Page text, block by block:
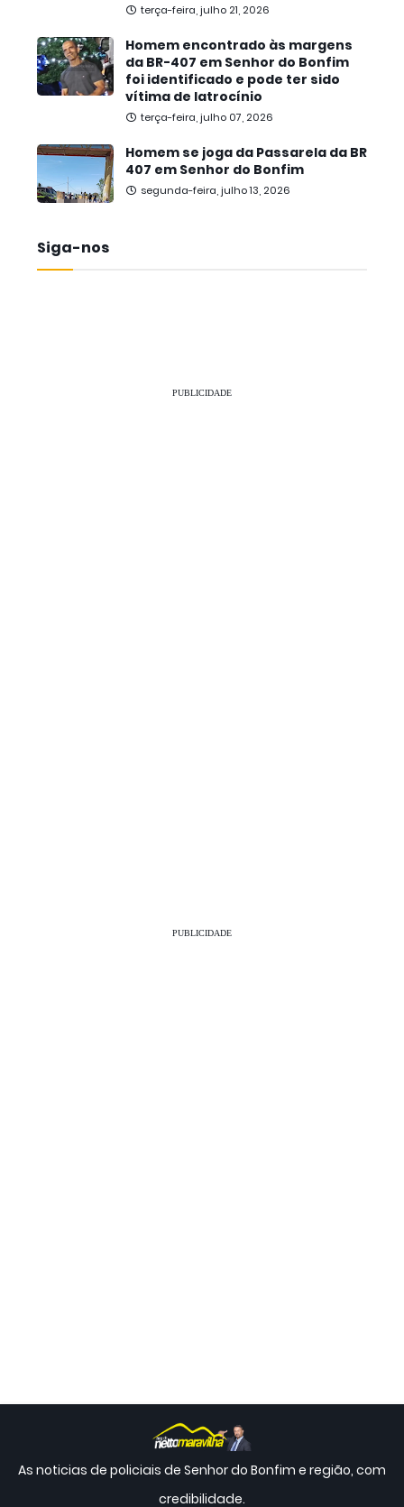
terça-feira, julho 21, 2026
Homem encontrado às margens
da BR-407 em Senhor do Bonfim
foi identificado e pode ter sido
vítima de latrocínio
terça-feira, julho 07, 2026
Homem se joga da Passarela da BR
407 em Senhor do Bonfim
segunda-feira, julho 13, 2026
Siga-nos
PUBLICIDADE
PUBLICIDADE
As noticias de policiais de Senhor do Bonfim e região, com
credibilidade.